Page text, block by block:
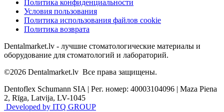
Политика конфиденциальности
Условия пользования
Политика использования файлов cookie
Политика возврата
Dentalmarket.lv - лучшие стоматологические материалы и
оборудование для стоматологий и лабораторий.
©2026 Dentalmarket.lv Все права защищены.
Dentoflex Schumann SIA | Рег. номер: 40003104096 | Maza Piena
2, Rīga, Latvija, LV-1045
Developed by ITQ GROUP